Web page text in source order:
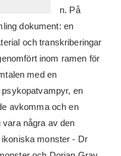
n. På
dokument: en
och transkriberingar
inom ramen för
med en
en
avkomma och en
några av den
monster - Dr